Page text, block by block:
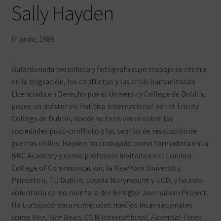
Sally Hayden
Irlanda, 1989
Galardonada periodista y fotógrafa cuyo trabajo se centra
en la migración, los conflictos y las crisis humanitarias.
Licenciada en Derecho por el University College de Dublín,
posee un máster en Política Internacional por el Trinity
College de Dublín, donde su tesis versó sobre las
sociedades post-conflicto y las teorías de resolución de
guerras civiles. Hayden ha trabajado como formadora en la
BBC Academy y como profesora invitada en el London
College of Communication, la New York University,
Princeton, TU Dublin, Loyola Marymount y UCD; y ha sido
voluntaria como mentora del Refugee Journalism Project.
Ha trabajado para numerosos medios internacionales
como Vice, Vice News, CNN International, Financial Times